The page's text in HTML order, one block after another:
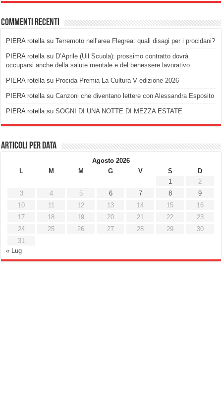
Commenti recenti
PIERA rotellasuTerremoto nell’area Flegrea: quali disagi per i procidani?
PIERA rotellasu D’Aprile (Uil Scuola): prossimo contratto dovrà
occuparsi anche della salute mentale e del benessere lavorativo
PIERA rotellasu Procida Premia La Cultura V edizione 2026
PIERA rotellasuCanzoni che diventano lettere con Alessandra Esposito
PIERA rotellasuSOGNI DI UNA NOTTE DI MEZZA ESTATE
Articoli per data
Agosto 2026
L
M M G V S
D
1
2
3
4 5 6 7 8
9
10
11 12 13 14 15
16
17
18 19 20 21 22
23
24
25 26 27 28 29
30
31
« Lug